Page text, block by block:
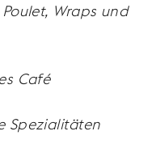
Wraps und
Café
Spezialitäten